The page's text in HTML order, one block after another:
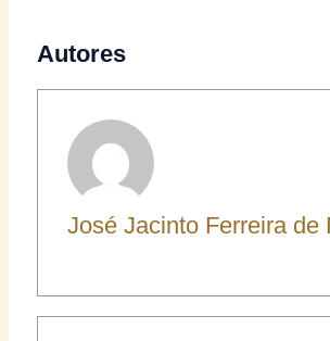
Autores
José Jacinto Ferreira de